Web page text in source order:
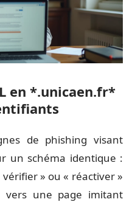
en *.unicaen.fr*
de phishing visant
un schéma identique :
» ou « réactiver »
une page imitant